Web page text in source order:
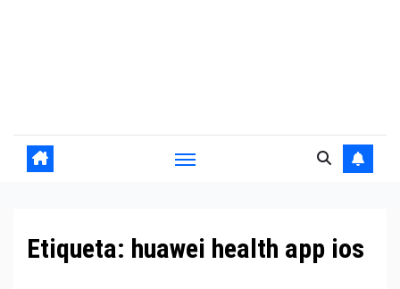
Etiqueta: huawei health app ios